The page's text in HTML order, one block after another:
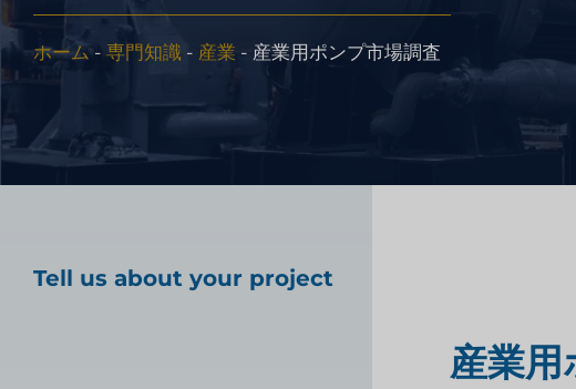
フィンテック研究と戦略
ヘルスケア市場調査
産業市場調査
ホーム- 専門知識 - 産業 - 産業用ポンプ市場調査
産業用
Tell us about your project